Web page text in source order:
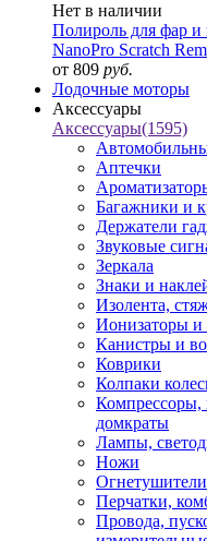
Нет в наличии
Полироль для фар и
NanoPro Scratch
от 809 руб.
Лодочные моторы
Аксессуары
Аксессуары(1595)
Аптечки
Багажники и
Держатели
Звуковые
Зеркала
Знаки и
Изолента,
Ионизаторы и
Канистры и
Коврики
Колпаки
Компрессоры,
домкраты
Лампы,
Ножи
Огнетушители
Перчатки,
Провода,